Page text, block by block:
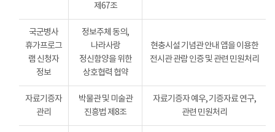
제67조
국군병사
휴가프로그
램 신청자
정보
정보주체 동의,
나라사랑
정신함양을 위한
상호협력 협약
현충시설 기념관 안내 앱을 이용한
전시관 관람 인증 및 관련 민원처리
자료기증자
관리
박물관 및 미술관
진흥법 제8조
자료기증자 예우, 기증자료 연구,
관련 민원처리